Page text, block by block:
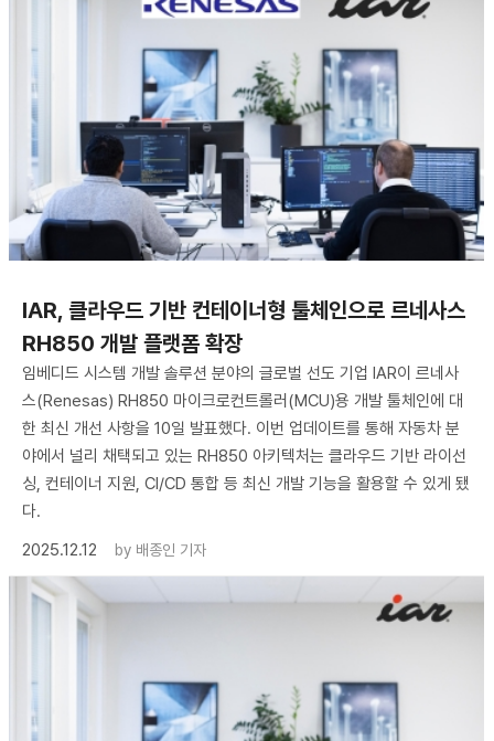
IAR, 클라우드 기반 컨테이너형 툴체인으로 르네사스
RH850 개발 플랫폼 확장
임베디드 시스템 개발 솔루션 분야의 글로벌 선도 기업 IAR이 르네사
스(Renesas) RH850 마이크로컨트롤러(MCU)용 개발 툴체인에 대
한 최신 개선 사항을 10일 발표했다. 이번 업데이트를 통해 자동차 분
야에서 널리 채택되고 있는 RH850 아키텍처는 클라우드 기반 라이선
싱, 컨테이너 지원, CI/CD 통합 등 최신 개발 기능을 활용할 수 있게 됐
다.
2025.12.12
by 배종인 기자